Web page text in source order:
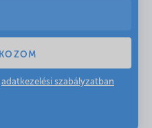
adatkezelési szabályzatban